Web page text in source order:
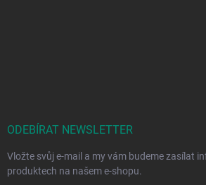
ODEBÍRAT NEWSLETTER
Vložte svůj e-mail a my vám budeme zasílat
produktech na našem e-shopu.